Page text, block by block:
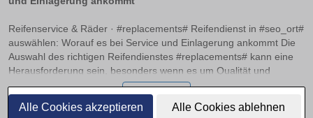
Alle Cookies akzeptieren Alle Cookies ablehnen
Reifenservice & Räder · #replacements# Reifendienst in #seo_ort#
auswählen: Worauf es bei Service und Einlagerung ankommt Die
Auswahl des richtigen Reifendienstes #replacements# kann eine
Herausforderung sein, besonders wenn es um Qualität und
Zuverlässigkeit geht. Ein professioneller Service sollte nicht nur
beim Auswuchten und Montieren der Reifen Expertise bieten,
sondern auch optimale Bedingungen zur Einlagerung bereitstellen.
weiterlesen